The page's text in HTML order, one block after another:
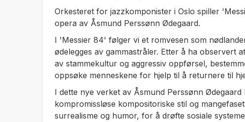
Orkesteret for jazzkomponister i Oslo spiller
opera av Åsmund Perssønn Ødegaard.
I 'Messier 84' følger vi et romvesen som
ødelegges av gammastråler. Etter å ha observert
av stammekultur og aggressiv oppførsel,
oppsøke menneskene for hjelp til å returnere til
I dette nye verket av Åsmund Perssønn
kompromissløse kompositoriske stil og
surrealisme og humor, for å drøfte sosiale